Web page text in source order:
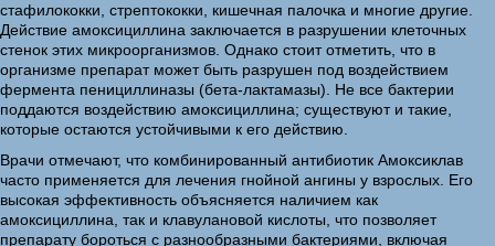
стафилококки, стрептококки, кишечная палочка и многие другие.
Действие амоксициллина заключается в разрушении клеточных
стенок этих микроорганизмов. Однако стоит отметить, что в
организме препарат может быть разрушен под воздействием
фермента пенициллиназы (бета-лактамазы). Не все бактерии
поддаются воздействию амоксициллина; существуют и такие,
которые остаются устойчивыми к его действию.
Врачи отмечают, что комбинированный антибиотик Амоксиклав
часто применяется для лечения гнойной ангины у взрослых. Его
высокая эффективность объясняется наличием как
амоксициллина, так и клавулановой кислоты, что позволяет
препарату бороться с разнообразными бактериями, включая